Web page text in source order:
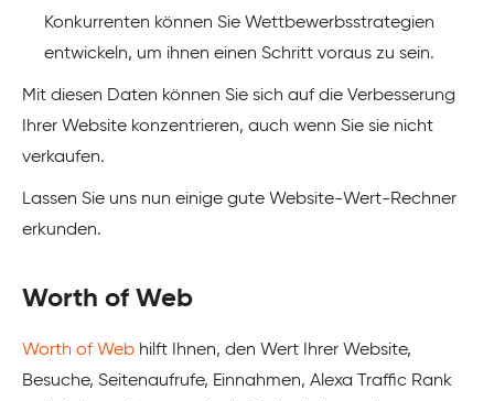
Konkurrenten können Sie Wettbewerbsstrategien
entwickeln, um ihnen einen Schritt voraus zu sein.
Mit diesen Daten können Sie sich auf die Verbesserung
Ihrer Website konzentrieren, auch wenn Sie sie nicht
verkaufen.
Lassen Sie uns nun einige gute Website-Wert-Rechner
erkunden.
Worth of Web
Worth of Web hilft Ihnen, den Wert Ihrer Website,
Besuche, Seitenaufrufe, Einnahmen, Alexa Traffic Rank